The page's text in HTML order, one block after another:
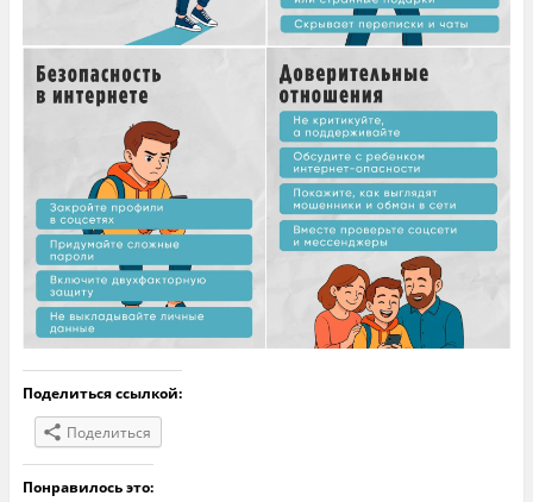
Поделиться ссылкой:
Поделиться
Понравилось это: